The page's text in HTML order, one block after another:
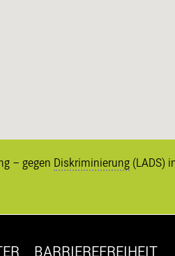
– gegen Diskriminierung (LADS)
BARRIEREFREIHEIT